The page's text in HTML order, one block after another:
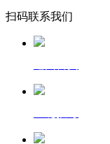
扫码联系我们